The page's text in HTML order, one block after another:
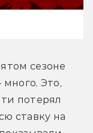
сезоне
Это,
потерял
ставку на